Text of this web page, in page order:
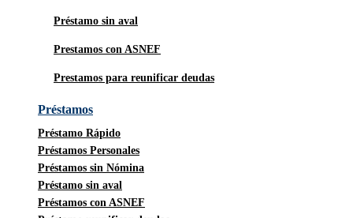
Préstamo sin aval
Prestamos con ASNEF
Prestamos para reunificar deudas
Préstamos
Préstamo Rápido
Préstamos Personales
Préstamos sin Nómina
Préstamo sin aval
Préstamos con ASNEF